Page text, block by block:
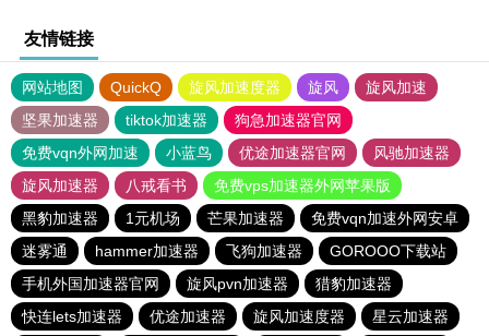
友情链接
网站地图 QuickQ 旋风加速度器 旋风
旋风加速
坚果加速器
tiktok加速器
狗急加速器官网
免费vqn外网加速
小蓝鸟 优途加速器官网
风驰加速器
旋风加速器
八戒看书
免费vps加速器外网苹果版
黑豹加速器
1元机场 芒果加速器
免费vqn加速外网安卓
迷雾通
hammer加速器 飞狗加速器
GOROOO下载站
手机外国加速器官网
旋风pvn加速器
猎豹加速器
快连lets加速器
优途加速器 旋风加速度器 星云加速器